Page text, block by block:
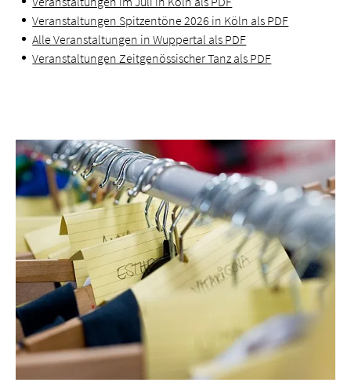
Veranstaltungen Spitzentöne 2026 in Köln als PDF
Alle Veranstaltungen in Wuppertal als PDF
Veranstaltungen Zeitgenössischer Tanz als PDF